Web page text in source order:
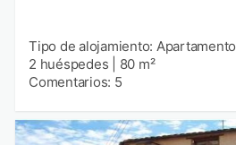
Tipo de alojamiento: Apartamento
2 huéspedes
80 m²
Comentarios: 5